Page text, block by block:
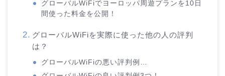
グローバルWiFiでヨーロッパ周遊プランを10日
間使った料金を公開！
グローバルWiFiを実際に使った他の人の評判
は？
グローバルWiFiの悪い評判例…